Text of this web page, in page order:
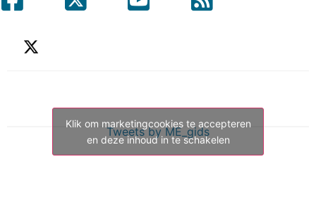
Tweets by ME_gids
Klik om marketingcookies te accepteren
en deze inhoud in te schakelen